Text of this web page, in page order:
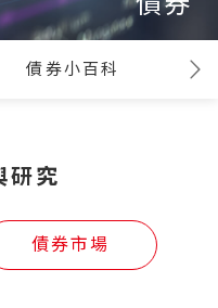
債券小百科
研究
債券市場